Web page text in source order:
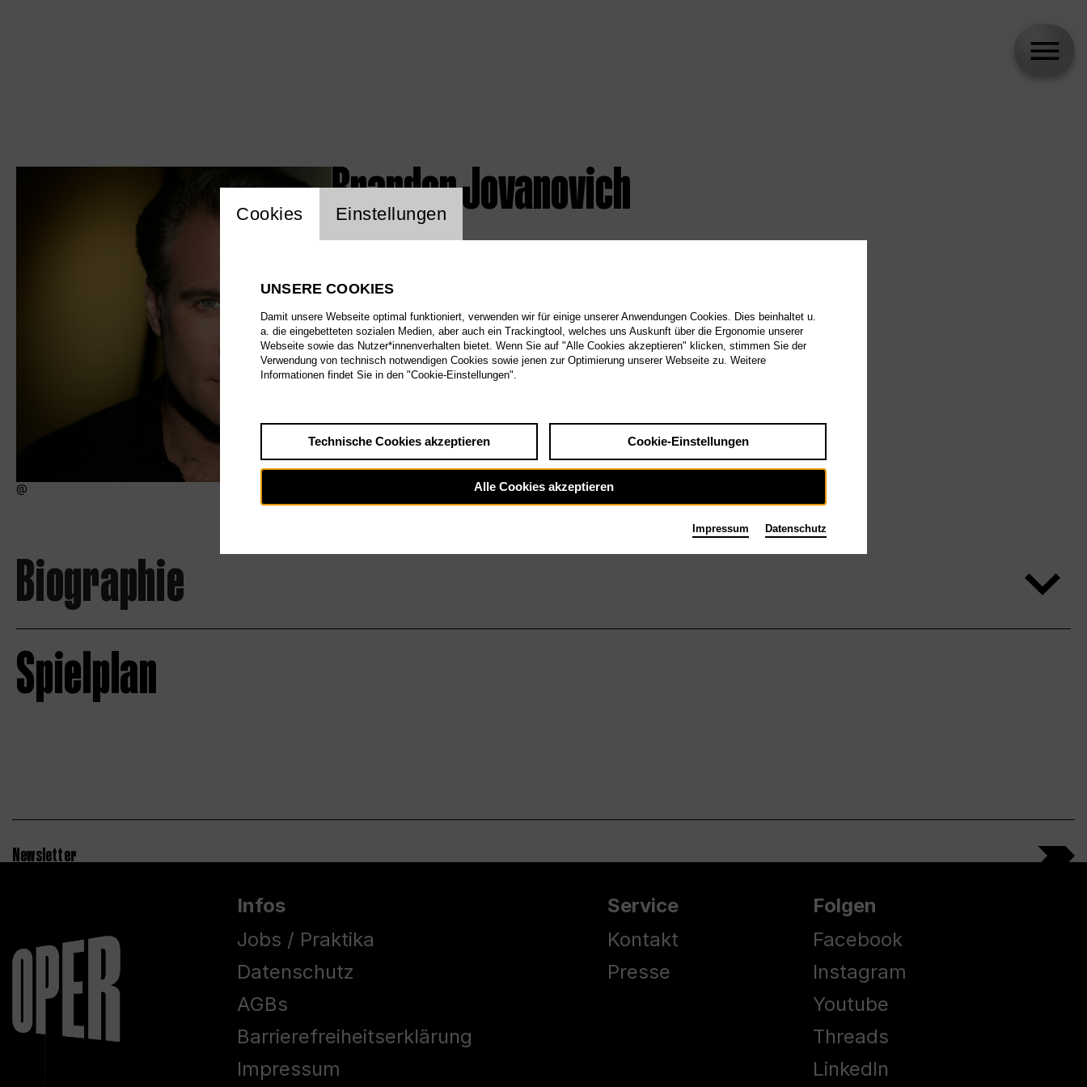
Brandon Jovanovich
Biographie
Spielplan
Newsletter
Infos
Jobs / Praktika
Datenschutz
AGBs
Barrierefreiheitserklärung
Impressum
Service
Kontakt
Presse
Folgen
Facebook
Instagram
Youtube
Threads
LinkedIn
Einstellung Website Cookie
Cookies Einstellungen
UNSERE COOKIES
Damit unsere Webseite optimal funktioniert, verwenden wir für einige unserer Anwendungen Cookies. Dies beinhaltet u.
a. die eingebetteten sozialen Medien, aber auch ein Trackingtool, welches uns Auskunft über die Ergonomie unserer
Webseite sowie das Nutzer*innenverhalten bietet. Wenn Sie auf "Alle Cookies akzeptieren" klicken, stimmen Sie der
Verwendung von technisch notwendigen Cookies sowie jenen zur Optimierung unserer Webseite zu. Weitere
Informationen findet Sie in den "Cookie-Einstellungen".
Technische Cookies akzeptieren Cookie-Einstellungen
Alle Cookies akzeptieren
Impressum Datenschutz